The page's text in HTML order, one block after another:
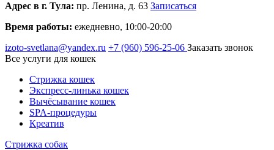
Адрес в г. Тула: пр. Ленина, д. 63 Записаться
Время работы: ежедневно, 10:00-20:00
izoto-svetlana@yandex.ru +7 (960) 596-25-06 Заказать звонок
Все услуги для кошек
Стрижка кошек
Экспресс-линька кошек
Вычёсывание кошек
SPA-процедуры
Креатив
Стрижка собак